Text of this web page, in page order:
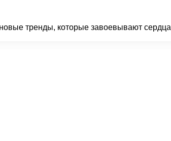
тренды, которые завоевывают